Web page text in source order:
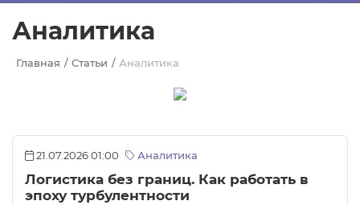
Аналитика
Главная Статьи Аналитика
21.07.2026 01:00 Аналитика
Логистика без границ. Как работать в
эпоху турбулентности